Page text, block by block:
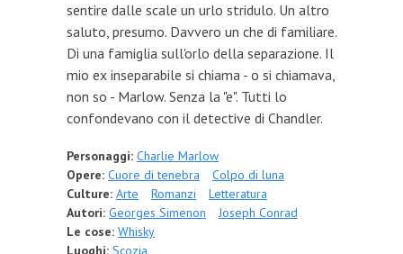
sentire dalle scale un urlo stridulo. Un altro
saluto, presumo. Davvero un che di familiare.
Di una famiglia sull'orlo della separazione. Il
mio ex inseparabile si chiama - o si chiamava,
non so - Marlow. Senza la "e". Tutti lo
confondevano con il detective di Chandler.
Personaggi: Charlie Marlow
Opere: Cuore di tenebra
Colpo di luna
Culture: Arte Romanzi
Letteratura
Autori: Georges Simenon
Joseph Conrad
Le cose: Whisky
Luoghi: Scozia